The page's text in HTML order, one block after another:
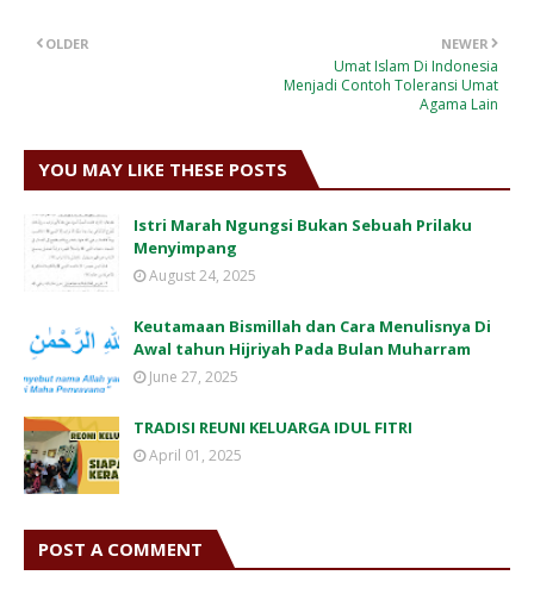
NEWER
Umat Islam Di Indonesia
Menjadi Contoh Toleransi Umat
Agama Lain
OLDER
YOU MAY LIKE THESE POSTS
Istri Marah Ngungsi Bukan Sebuah Prilaku
Menyimpang
August 24, 2025
Keutamaan Bismillah dan Cara Menulisnya Di
Awal tahun Hijriyah Pada Bulan Muharram
June 27, 2025
TRADISI REUNI KELUARGA IDUL FITRI
April 01, 2025
POST A COMMENT